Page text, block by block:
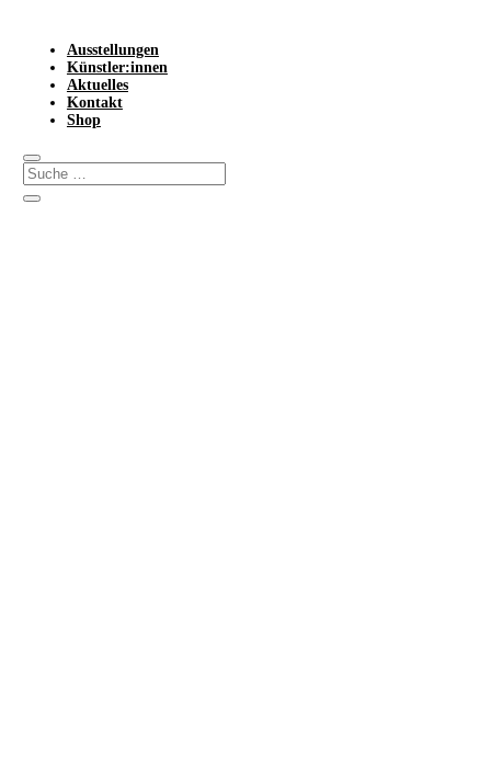
Ausstellungen
Künstler:innen
Aktuelles
Kontakt
Shop